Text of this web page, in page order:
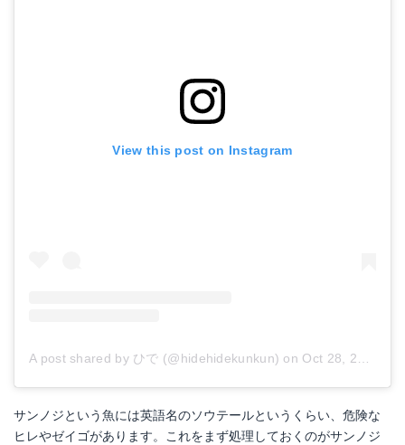
View this post on Instagram
A post shared by ひで (@hidehidekunkun) on Oct 28, 2017 at 11:38pm PDT
サンノジという魚には英語名のソウテールというくらい、危険な
ヒレやゼイゴがあります。これをまず処理しておくのがサンノジ